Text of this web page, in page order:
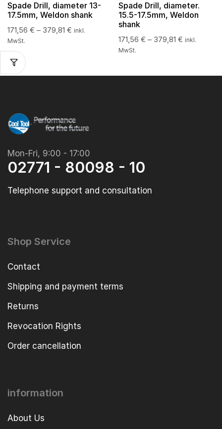
Spade Drill, diameter 13-
17.5mm, Weldon shank
171,56 € – 379,81 € inkl.
MwSt.
Spade Drill, diameter.
15.5-17.5mm, Weldon
shank
171,56 € – 379,81 € inkl.
MwSt.
Mon-Fri, 9:00 - 17:00
02771 - 80098 - 10
Telephone support and consultation
Shop Service
Contact
Shipping and payment terms
Returns
Revocation Rights
Order cancellation
information
About Us